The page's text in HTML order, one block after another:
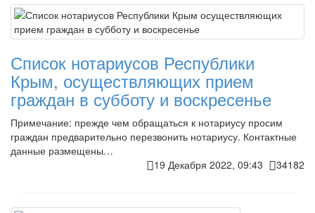
Список нотариусов Республики
Крым, осуществляющих прием
граждан в субботу и воскресенье
Примечание: прежде чем обращаться к нотариусу просим
граждан предварительно перезвонить нотариусу. Контактные
данные размещены…
19 Декабря 2022, 09:43
34182